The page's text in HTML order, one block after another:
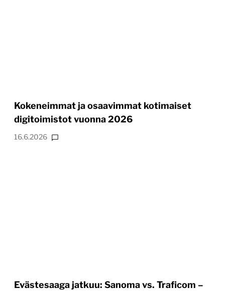
Kokeneimmat ja osaavimmat kotimaiset
digitoimistot vuonna 2026
16.6.2026
Evästesaaga jatkuu: Sanoma vs. Traficom –